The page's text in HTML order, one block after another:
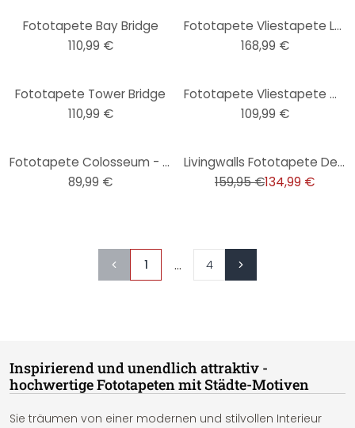
Fototapete Bay Bridge
110,99 €
Fototapete Vliestapete Loft
168,99 €
Fototapete Tower Bridge
110,99 €
Fototapete Vliestapete California Dreaming
109,99 €
Fototapete Colosseum - 240x260 cm
89,99 €
Livingwalls Fototapete Designwalls New York Views Stadt
159,95 €134,99 €
1 ... 4
Inspirierend und unendlich attraktiv -
hochwertige Fototapeten mit Städte-Motiven
Sie träumen von einer modernen und stilvollen Interieur